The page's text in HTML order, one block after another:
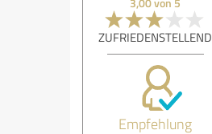
ZUFRIEDENSTELLEND
Empfehlung